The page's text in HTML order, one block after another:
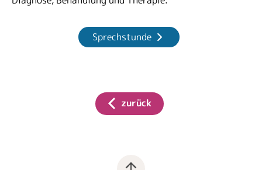
Sprechstunde
zurück